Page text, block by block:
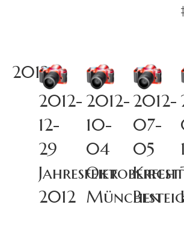
2012
2012-
12-
29
Jahresfeier
2012
2012-
10-
04
Oktoberfest
München
2012-
07-
05